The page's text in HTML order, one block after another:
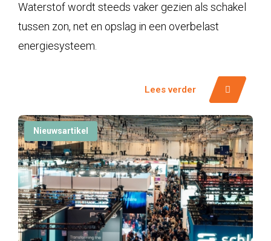
Waterstof wordt steeds vaker gezien als schakel
tussen zon, net en opslag in een overbelast
energiesysteem.
Lees verder
Nieuwsartikel